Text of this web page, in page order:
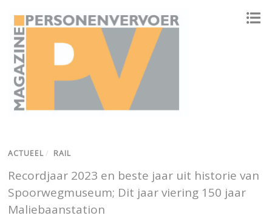
ACTUEEL / RAIL
Recordjaar 2023 en beste jaar uit historie van
Spoorwegmuseum; Dit jaar viering 150 jaar
Maliebaanstation